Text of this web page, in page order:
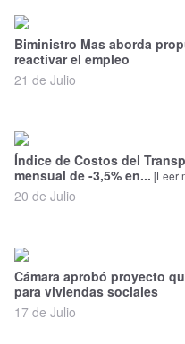
Biministro Mas aborda
reactivar el empleo
21 de Julio
Índice de Costos del
mensual de -3,5% en... [Leer
20 de Julio
Cámara aprobó proyecto
para viviendas sociales
17 de Julio